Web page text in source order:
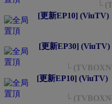
└
[更新EP10] (ViuTV)
[更新EP30] (ViuTV)
└
[更新EP10] (ViuTV)
└